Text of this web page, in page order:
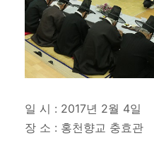
일 시 : 2017년 2월 4일
장 소 : 홍천향교 충효관